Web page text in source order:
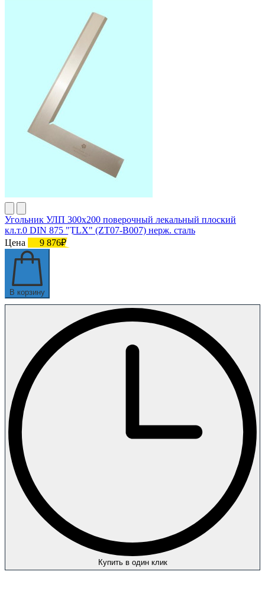
Угольник УЛП 300х200 поверочный лекальный плоский
кл.т.0 DIN 875 "TLX" (ZT07-B007) нерж. сталь
Цена
9 876₽
В корзину
Купить в один клик